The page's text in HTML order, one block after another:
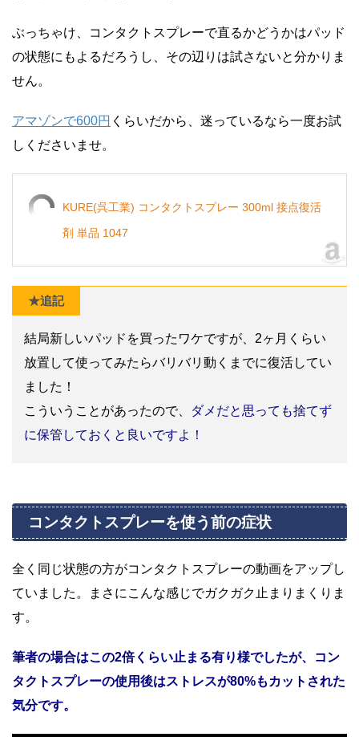
ぶっちゃけ、コンタクトスプレーで直るかどうかはパッド
の状態にもよるだろうし、その辺りは試さないと分かりま
せん。
アマゾンで600円 くらいだから、迷っているなら一度お試
しくださいませ。
KURE(呉工業) コンタクトスプレー 300ml 接点復活
剤 単品 1047
★追記
結局新しいパッドを買ったワケですが、2ヶ月くらい
放置して使ってみたらバリバリ動くまでに復活してい
ました！
こういうことがあったので、
ダメだと思っても捨てず
に保管しておくと良いですよ！
コンタクトスプレーを使う前の症状
全く同じ状態の方がコンタクトスプレーの動画をアップし
ていました。まさにこんな感じでガクガク止まりまくりま
す。
筆者の場合はこの2倍くらい止まる有り様でしたが、コン
タクトスプレーの使用後はストレスが80%もカットされた
気分です。